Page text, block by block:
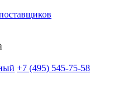
+7 (495) 545-75-58